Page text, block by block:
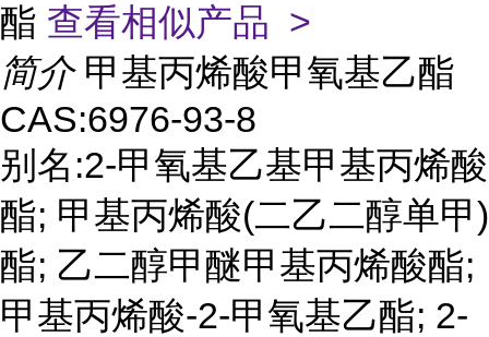
酯 查看相似产品 >
简介 甲基丙烯酸甲氧基乙酯
CAS:6976-93-8
别名:2-甲氧基乙基甲基丙烯酸
酯; 甲基丙烯酸(二乙二醇单甲)
酯; 乙二醇甲醚甲基丙烯酸酯;
甲基丙烯酸-2-甲氧基乙酯; 2-